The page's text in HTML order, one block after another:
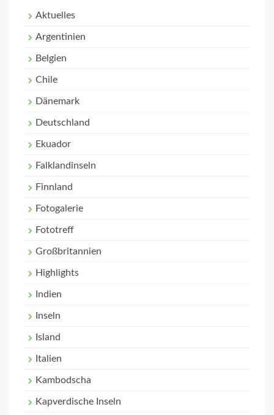
Aktuelles
Argentinien
Belgien
Chile
Dänemark
Deutschland
Ekuador
Falklandinseln
Finnland
Fotogalerie
Fototreff
Großbritannien
Highlights
Indien
Inseln
Island
Italien
Kambodscha
Kapverdische Inseln